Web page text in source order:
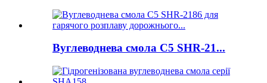
Вуглеводнева смола C5 SHR-21...